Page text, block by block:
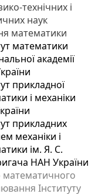
технічних і
наук
математики
математики
академії
прикладної
і механіки
прикладних
механіки і
ім. Я. С.
НАН України
математичного
Інституту